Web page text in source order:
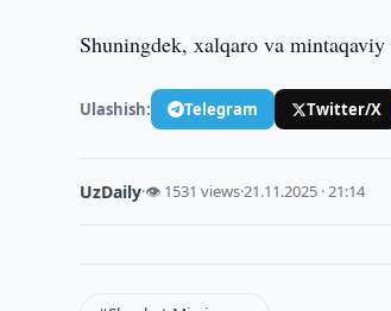
Shuningdek, xalqaro va
Ulashish: Telegram Twitter/X
UzDaily·👁 1531 views·21.11.2025 · 21:14